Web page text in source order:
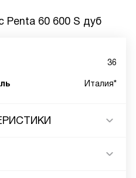
Penta 60 600 S дуб
36
Италия*